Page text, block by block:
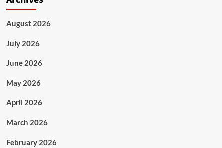
August 2026
July 2026
June 2026
May 2026
April 2026
March 2026
February 2026